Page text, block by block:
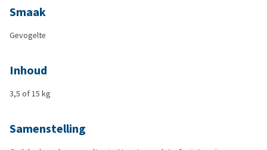
Smaak
Gevogelte
Inhoud
3,5 of 15 kg
Samenstelling